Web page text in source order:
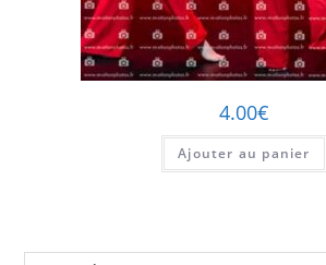
4.00€
Ajouter au panier